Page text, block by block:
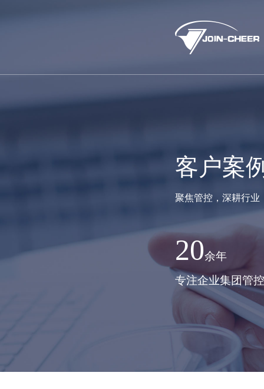
客户案
聚焦管控，深耕行业
20余年
专注企业集团管